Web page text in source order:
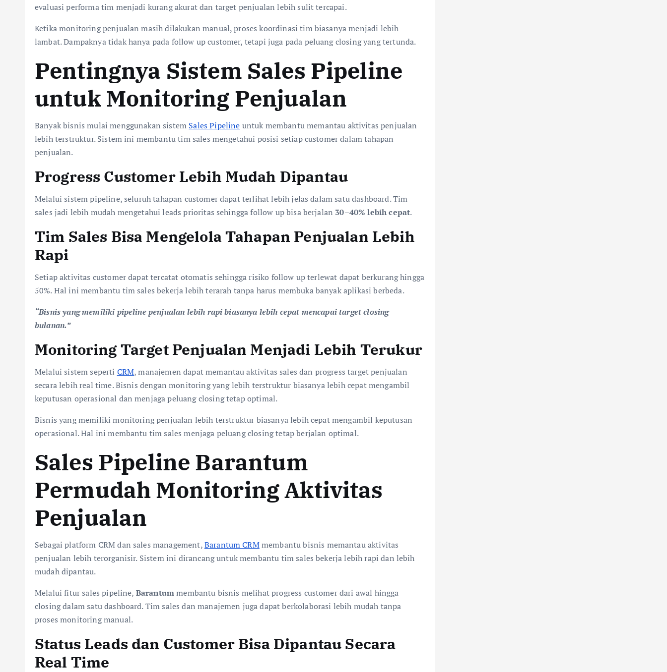
evaluasi performa tim menjadi kurang akurat dan target penjualan lebih sulit tercapai.
Ketika monitoring penjualan masih dilakukan manual, proses koordinasi tim biasanya menjadi lebih
lambat. Dampaknya tidak hanya pada follow up customer, tetapi juga pada peluang closing yang tertunda.
Pentingnya Sistem Sales Pipeline
untuk Monitoring Penjualan
Banyak bisnis mulai menggunakan sistem Sales Pipeline untuk membantu memantau aktivitas penjualan
lebih terstruktur. Sistem ini membantu tim sales mengetahui posisi setiap customer dalam tahapan
penjualan.
Progress Customer Lebih Mudah Dipantau
Melalui sistem pipeline, seluruh tahapan customer dapat terlihat lebih jelas dalam satu dashboard. Tim
sales jadi lebih mudah mengetahui leads prioritas sehingga follow up bisa berjalan 30–40% lebih cepat.
Tim Sales Bisa Mengelola Tahapan Penjualan Lebih
Rapi
Setiap aktivitas customer dapat tercatat otomatis sehingga risiko follow up terlewat dapat berkurang hingga
50%. Hal ini membantu tim sales bekerja lebih terarah tanpa harus membuka banyak aplikasi berbeda.
“Bisnis yang memiliki pipeline penjualan lebih rapi biasanya lebih cepat mencapai target closing
bulanan.”
Monitoring Target Penjualan Menjadi Lebih Terukur
Melalui sistem seperti CRM, manajemen dapat memantau aktivitas sales dan progress target penjualan
secara lebih real time. Bisnis dengan monitoring yang lebih terstruktur biasanya lebih cepat mengambil
keputusan operasional dan menjaga peluang closing tetap optimal.
Bisnis yang memiliki monitoring penjualan lebih terstruktur biasanya lebih cepat mengambil keputusan
operasional. Hal ini membantu tim sales menjaga peluang closing tetap berjalan optimal.
Sales Pipeline Barantum
Permudah Monitoring Aktivitas
Penjualan
Sebagai platform CRM dan sales management,Barantum CRMmembantu bisnis memantau aktivitas
penjualan lebih terorganisir. Sistem ini dirancang untuk membantu tim sales bekerja lebih rapi dan lebih
mudah dipantau.
Melalui fitur sales pipeline, Barantummembantu bisnis melihat progress customer dari awal hingga
closing dalam satu dashboard. Tim sales dan manajemen juga dapat berkolaborasi lebih mudah tanpa
proses monitoring manual.
Status Leads dan Customer Bisa Dipantau Secara
Real Time